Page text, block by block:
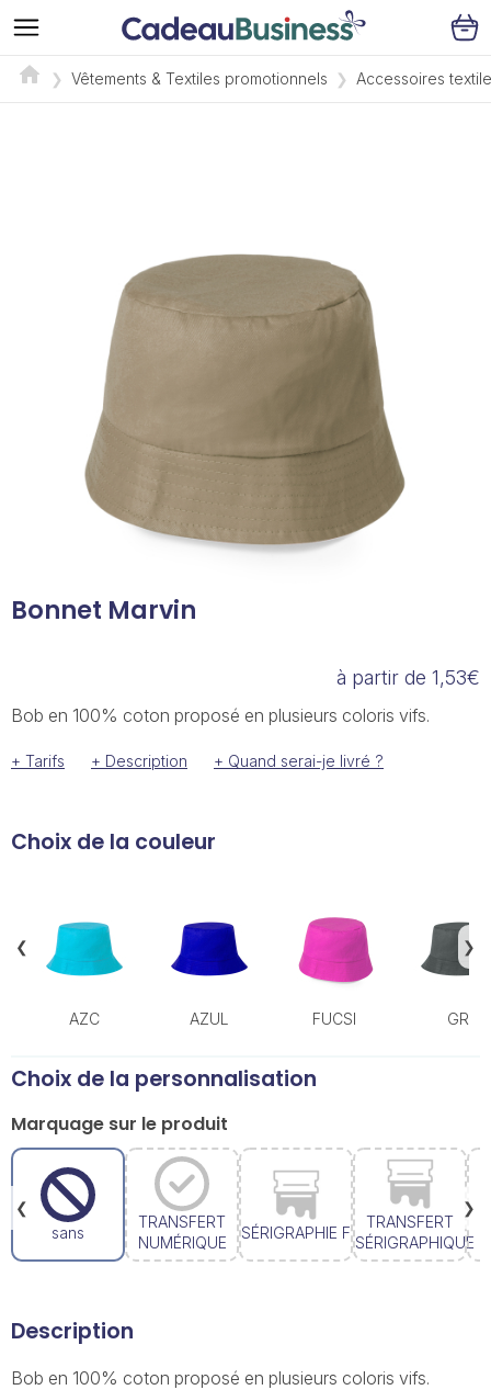
Vêtements & Textiles promotionnels Accessoires textile
Bonnet Marvin
à partir de 1,53€
Bob en 100% coton proposé en plusieurs coloris vifs.
+ Tarifs + Description + Quand serai-je livré ?
Choix de la couleur
AZC AZUL FUCSI GRI
❯
❮
Choix de la personnalisation
Marquage sur le produit
sans
TRANSFERT
NUMÉRIQUE
SÉRIGRAPHIE F
TRANSFERT
SÉRIGRAPHIQUE
❯
❮
Description
Bob en 100% coton proposé en plusieurs coloris vifs.